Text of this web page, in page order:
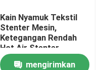
Kain Nyamuk Tekstil
Stenter Mesin,
Ketegangan Rendah
Hot Air Stenter
Machine
mengirimkan